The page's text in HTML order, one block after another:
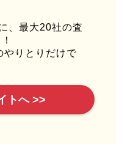
、最大20社の査
やりとりだけで
トへ >>